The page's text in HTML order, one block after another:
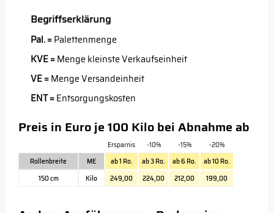
Begriffserklärung
Pal. =Palettenmenge
KVE =Menge kleinste Verkaufseinheit
VE =Menge Versandeinheit
ENT =Entsorgungskosten
Preis in Euro je 100 Kilo bei Abnahme ab
Ersparnis -10% -15%
-20%
Rollenbreite
ME ab 1 Ro. ab 3 Ro. ab 6 Ro.
ab 10 Ro.
150 cm
Kilo 249,00 224,00 212,00 199,00